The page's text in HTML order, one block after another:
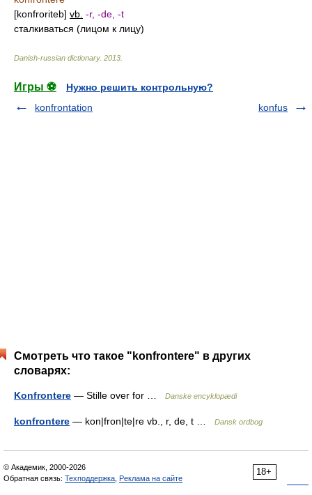
[konfroriteb] vb. -r, -de, -t
сталкиваться (лицом к лицу)
Danish-russian dictionary. 2013
Игры ⚽
Нужно решить контрольную?
konfrontation
konfus
Смотреть что такое "konfrontere" в других
словарях:
Konfrontere — Stille over for … Danske encyklopædi
konfrontere — kon|fron|te|re vb., r, de, t … Dansk ordbog
18+
© Академик, 2000-2026
Обратная связь: Техподдержка Реклама на сайте